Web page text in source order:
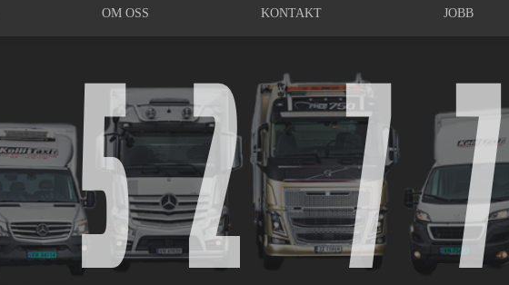
OM OSS KONTAKT JOBB
52 77